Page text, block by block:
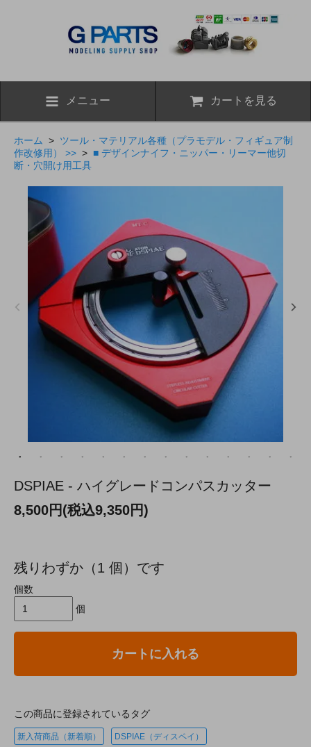
メニュー カートを見る
ホーム > ツール・マテリアル各種（プラモデル・フィギュア制
作改修用） >> > ■ デザインナイフ・ニッパー・リーマー他切
断・穴開け用工具
DSPIAE - ハイグレードコンパスカッター
8,500円(税込9,350円)
残りわずか（1 個）です
個数
個
カートに入れる
この商品に登録されているタグ
新入荷商品（新着順） DSPIAE（ディスペイ）